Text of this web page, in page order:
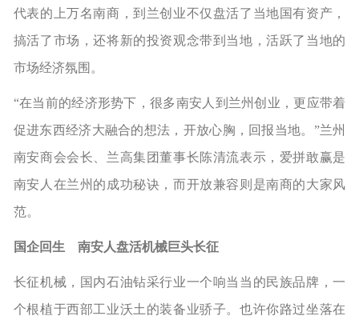
代表的上万名南商，到兰创业不仅盘活了当地国有资产，
搞活了市场，还将新的投资观念带到当地，活跃了当地的
市场经济氛围。
“在当前的经济形势下，很多南安人到兰州创业，更应带着
促进东西经济大融合的想法，开放心胸，回报当地。”兰州
南安商会会长、兰高集团董事长陈清流表示，爱拼敢赢是
南安人在兰州的成功秘诀，而开放兼容则是南商的大家风
范。
国企回生 南安人盘活机械巨头长征
长征机械，国内石油钻采行业一个响当当的民族品牌，一
个根植于西部工业沃土的装备业骄子。也许你路过坐落在